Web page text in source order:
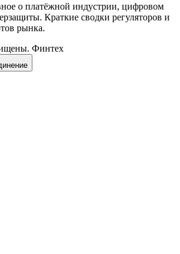
о платёжной индустрии, цифровом
Краткие сводки регуляторов и
рынка.
Финтех